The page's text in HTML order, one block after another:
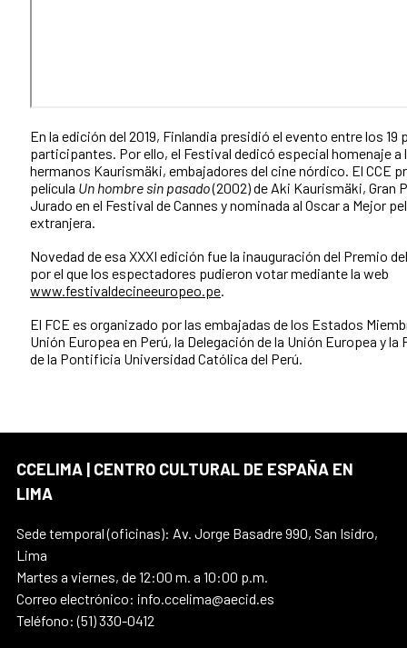
En la edición del 2019, Finlandia presidió el evento entre los 19
participantes. Por ello, el Festival dedicó especial homenaje a
hermanos Kaurismäki, embajadores del cine nórdico. El CCE
película Un hombre sin pasado(2002) de Aki Kaurismäki, Gran
Jurado en el Festival de Cannes y nominada al Oscar a Mejor
extranjera.
Novedad de esa XXXI edición fue la inauguración del Premio
por el que los espectadores pudieron votar mediante la web
www.festivaldecineeuropeo.pe.
El FCE es organizado por las embajadas de los Estados
Unión Europea en Perú, la Delegación de la Unión Europea y la
de la Pontificia Universidad Católica del Perú.
CCELIMA | CENTRO CULTURAL DE ESPAÑA EN
LIMA
Sede temporal (oficinas): Av. Jorge Basadre 990, San Isidro,
Lima
Martes a viernes, de 12:00 m. a 10:00 p.m.
Correo electrónico: info.ccelima@aecid.es
Teléfono: (51) 330-0412